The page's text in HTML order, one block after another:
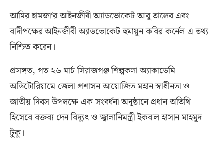
আমির হামজা‘র আইনজীবী অ্যাডভোকেট আবু তালেব এবং
বাদীপক্ষের আইনজীবী অ্যাডভোকেট হুমায়ুন কবির কর্নেল এ তথ্য
নিশ্চিত করেন।
প্রসঙ্গত, গত ২৬ মার্চ সিরাজগঞ্জ শিল্পকলা অ্যাকাডেমি
অডিটোরিয়ামে জেলা প্রশাসন আয়োজিত মহান স্বাধীনতা ও
জাতীয় দিবস উপলক্ষে এক সংবর্ধনা অনুষ্ঠানে প্রধান অতিথি
হিসেবে বক্তব্য দেন বিদ্যুৎ ও জ্বালানিমন্ত্রী ইকবাল হাসান মাহমুদ
টুকু।